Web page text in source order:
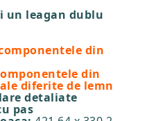
un leagan dublu
din
din
diferite de lemn
detaliate
pas